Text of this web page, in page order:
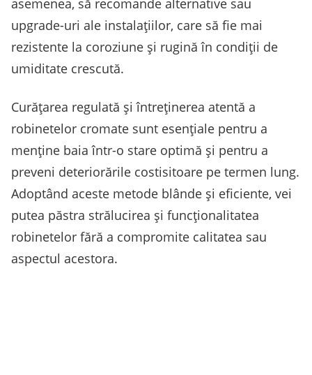
asemenea, să recomande alternative sau
upgrade-uri ale instalațiilor, care să fie mai
rezistente la coroziune și rugină în condiții de
umiditate crescută.
Curățarea regulată și întreținerea atentă a
robinetelor cromate sunt esențiale pentru a
menține baia într-o stare optimă și pentru a
preveni deteriorările costisitoare pe termen lung.
Adoptând aceste metode blânde și eficiente, vei
putea păstra strălucirea și funcționalitatea
robinetelor fără a compromite calitatea sau
aspectul acestora.